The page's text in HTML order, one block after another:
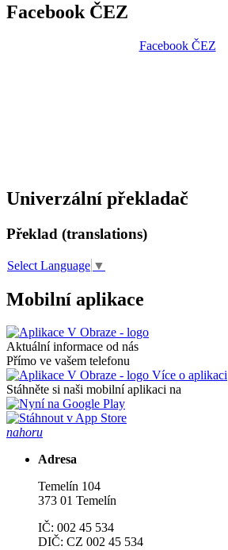
Facebook ČEZ
Facebook ČEZ
Univerzální překladač
Překlad (translations)
Select Language ▼
Mobilní aplikace
Aktuální informace od nás
Přímo ve vašem telefonu
Více o aplikaci
Stáhněte si naši mobilní aplikaci na
nahoru
Adresa
Temelín 104
373 01 Temelín
IČ: 002 45 534
DIČ: CZ 002 45 534